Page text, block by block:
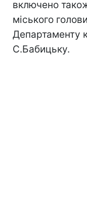
включено
міського
Департаменту
С.Бабицьку.